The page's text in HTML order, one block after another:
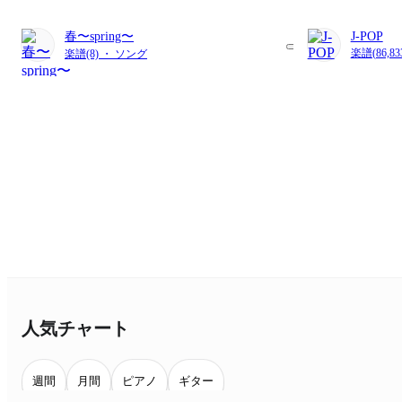
春〜spring〜
楽譜(8) ・ ソング
J-POP
楽譜
人気チャート
週間 月間 ピアノ ギター